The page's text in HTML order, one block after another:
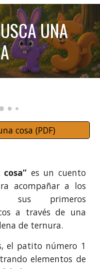
UNA
cosa (PDF)
es un cuento
acompañar a los
sus primeros
a través de una
de ternura.
el patito número 1
elementos de